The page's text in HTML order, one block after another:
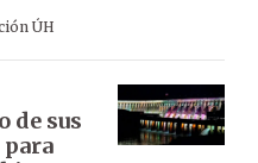
ÚH
de sus